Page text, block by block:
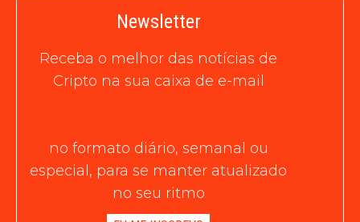
Newsletter
Receba o melhor das notícias de
Cripto na sua caixa de e-mail
no formato diário, semanal ou
especial, para se manter atualizado
no seu ritmo